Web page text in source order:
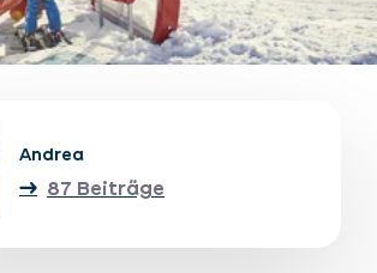
Deutsch
6239
fiss-ladis.at
Andrea
87 Beiträge